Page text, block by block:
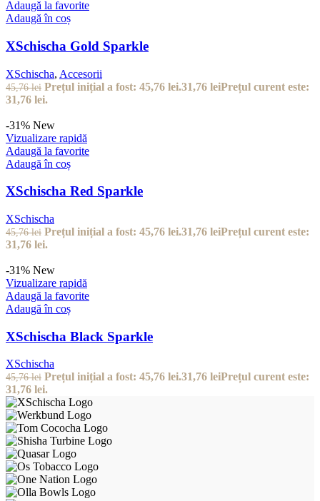
Adaugă la favorite
Adaugă în coș
XSchischa Gold Sparkle
XSchischa, Accesorii
45,76lei Prețul inițial a fost: 45,76 lei.31,76 leiPrețul curent este:
31,76 lei.
-31% New
Vizualizare rapidă
Adaugă la favorite
Adaugă în coș
XSchischa Red Sparkle
XSchischa
45,76lei Prețul inițial a fost: 45,76 lei.31,76 leiPrețul curent este:
31,76 lei.
-31% New
Vizualizare rapidă
Adaugă la favorite
Adaugă în coș
XSchischa Black Sparkle
XSchischa
45,76lei Prețul inițial a fost: 45,76 lei.31,76 leiPrețul curent este:
31,76 lei.